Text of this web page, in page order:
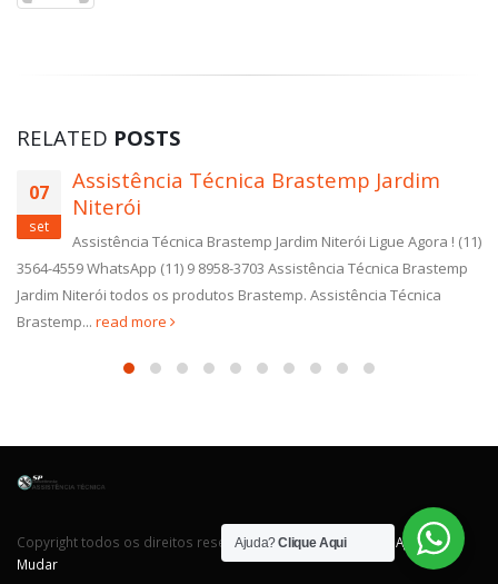
RELATED POSTS
Jardim
Ligue Agora ! (11)
Técnica Brastemp
Técnica
13
Reparo Geladeira
Reparo Geladeira Brastemp Jardim
3564-4559 WhatsApp (11) 9 8958-3703 Reparo
Jardim D’abril todos os produtos Brastemp.
Brastemp Jardim...
Copyright todos os direitos reservados. Desenvolvido por Agência
Mudar
Ajuda?Clique Aqui